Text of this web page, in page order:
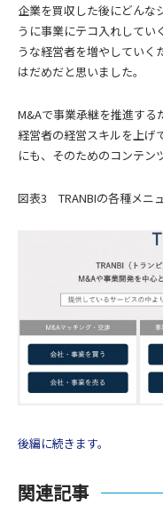
企業を買収した後にどんな
うに事業にテコ入れしてい
うな経営者を増やしていく
はだめだと思いました。
M&Aで事業承継を推進する
経営者の経営スキルを上げ
にも、そのためのコンテン
図表3 TRANBIの各種メニ
後編に続きます。
関連記事